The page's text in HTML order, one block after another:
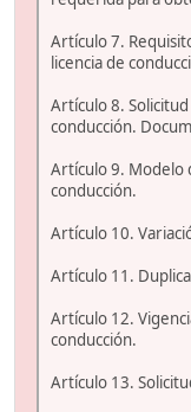
Artículo 7.
licencia de
Artículo 8.
conducción.
Artículo 9. Modelo
conducción.
Artículo 10.
Artículo 11.
Artículo 12.
conducción.
Artículo 13.